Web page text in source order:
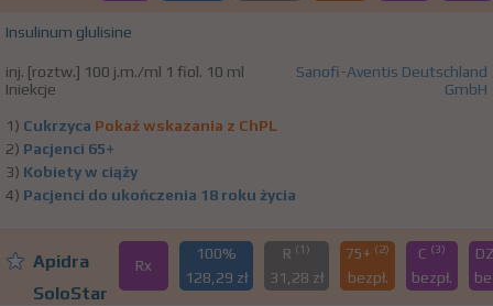
Insulinum glulisine
inj. [roztw.] 100 j.m./ml 1 fiol. 10 ml
Iniekcje
Sanofi-Aventis Deutschland
GmbH
1) Cukrzyca Pokaż wskazania z ChPL
2) Pacjenci 65+
3) Kobiety w ciąży
4) Pacjenci do ukończenia 18 roku życia
Apidra
SoloStar
Rx
100%
128,29 zł
R (1)
31,28 zł
75+ (2)
bezpł.
C (3)
bezpł.